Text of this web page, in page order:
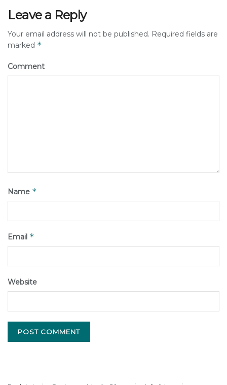
Leave a Reply
Your email address will not be published. Required fields are
marked *
Comment
Name *
Email *
Website